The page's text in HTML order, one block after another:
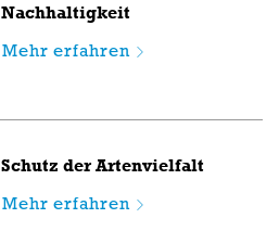
Nachhaltigkeit
Mehr erfahren
Schutz der Artenvielfalt
Mehr erfahren